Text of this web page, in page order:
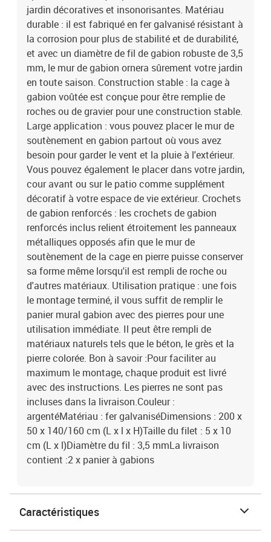
jardin décoratives et insonorisantes. Matériau
durable : il est fabriqué en fer galvanisé résistant à
la corrosion pour plus de stabilité et de durabilité,
et avec un diamètre de fil de gabion robuste de 3,5
mm, le mur de gabion ornera sûrement votre jardin
en toute saison. Construction stable : la cage à
gabion voûtée est conçue pour être remplie de
roches ou de gravier pour une construction stable.
Large application : vous pouvez placer le mur de
soutènement en gabion partout où vous avez
besoin pour garder le vent et la pluie à l'extérieur.
Vous pouvez également le placer dans votre jardin,
cour avant ou sur le patio comme supplément
décoratif à votre espace de vie extérieur. Crochets
de gabion renforcés : les crochets de gabion
renforcés inclus relient étroitement les panneaux
métalliques opposés afin que le mur de
soutènement de la cage en pierre puisse conserver
sa forme même lorsqu'il est rempli de roche ou
d'autres matériaux. Utilisation pratique : une fois
le montage terminé, il vous suffit de remplir le
panier mural gabion avec des pierres pour une
utilisation immédiate. Il peut être rempli de
matériaux naturels tels que le béton, le grès et la
pierre colorée. Bon à savoir :Pour faciliter au
maximum le montage, chaque produit est livré
avec des instructions. Les pierres ne sont pas
incluses dans la livraison.Couleur :
argentéMatériau : fer galvaniséDimensions : 200 x
50 x 140/160 cm (L x l x H)Taille du filet : 5 x 10
cm (L x l)Diamètre du fil : 3,5 mmLa livraison
contient :2 x panier à gabions
Caractéristiques